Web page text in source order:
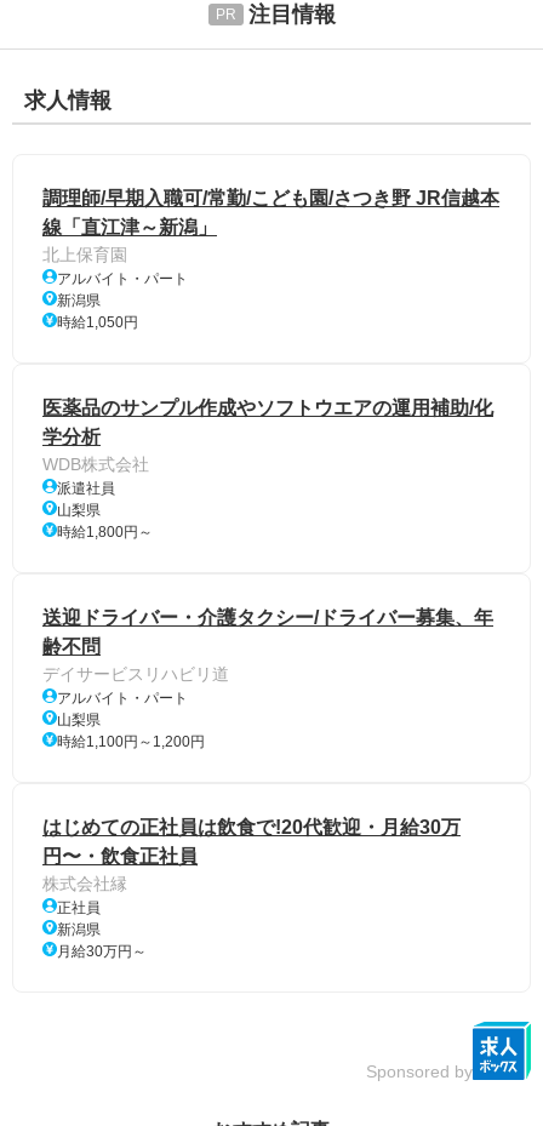
注目情報
求人情報
調理師/早期入職可/常勤/こども園/さつき野 JR信越本
線「直江津～新潟」
北上保育園
アルバイト・パート
新潟県
時給1,050円
医薬品のサンプル作成やソフトウエアの運用補助/化
学分析
WDB株式会社
派遣社員
山梨県
時給1,800円～
送迎ドライバー・介護タクシー/ドライバー募集、年
齢不問
デイサービスリハビリ道
アルバイト・パート
山梨県
時給1,100円～1,200円
はじめての正社員は飲食で!20代歓迎・月給30万
円〜・飲食正社員
株式会社縁
正社員
新潟県
月給30万円～
Sponsored by